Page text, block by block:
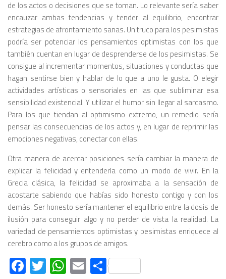
de los actos o decisiones que se toman. Lo relevante sería saber
encauzar ambas tendencias y tender al equilibrio, encontrar
estrategias de afrontamiento sanas. Un truco para los pesimistas
podría ser potenciar los pensamientos optimistas con los que
también cuentan en lugar de desprenderse de los pesimistas. Se
consigue al incrementar momentos, situaciones y conductas que
hagan sentirse bien y hablar de lo que a uno le gusta. O elegir
actividades artísticas o sensoriales en las que subliminar esa
sensibilidad existencial. Y utilizar el humor sin llegar al sarcasmo.
Para los que tiendan al optimismo extremo, un remedio sería
pensar las consecuencias de los actos y, en lugar de reprimir las
emociones negativas, conectar con ellas.
Otra manera de acercar posiciones sería cambiar la manera de
explicar la felicidad y entenderla como un modo de vivir. En la
Grecia clásica, la felicidad se aproximaba a la sensación de
acostarte sabiendo que habías sido honesto contigo y con los
demás. Ser honesto sería mantener el equilibrio entre la dosis de
ilusión para conseguir algo y no perder de vista la realidad. La
variedad de pensamientos optimistas y pesimistas enriquece al
cerebro como a los grupos de amigos.
Facebook
Twitter
WhatsApp
EmailCompartir